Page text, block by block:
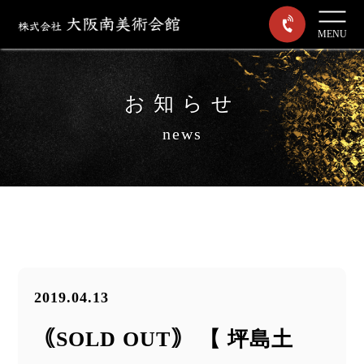
MENU
お知らせ
news
2019.04.13
｟SOLD OUT｠ 【 坪島土